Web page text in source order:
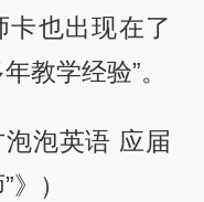
也出现在了
教学经验”。
泡泡英语 应届
）